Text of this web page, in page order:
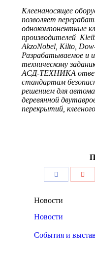
Клеенаносящее
позволяет
однокомпонентные
производителей
AkzoNobel, Kilto,
Разрабатываемое и
техническому
АСД-ТЕХНИКА
стандартам
решением для
деревянной
перекрытий,
Поделиться
Новости
Новости
События и